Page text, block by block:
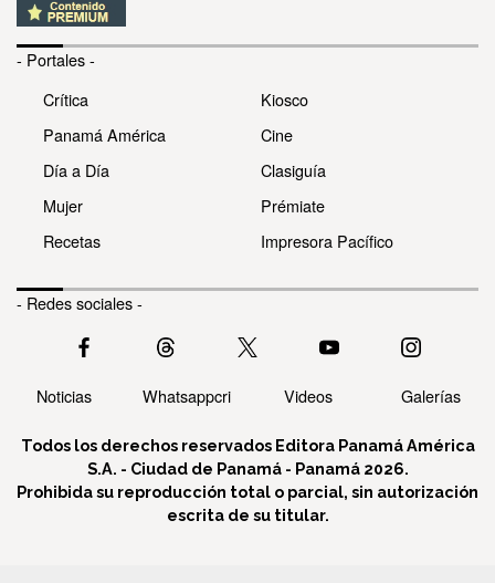
- Portales -
Crítica
Panamá América
Día a Día
Mujer
Recetas
Kiosco
Cine
Clasiguía
Prémiate
Impresora Pacífico
- Redes sociales -
Noticias Whatsappcri Videos Galerías
Todos los derechos reservados Editora Panamá América
S.A. - Ciudad de Panamá - Panamá 2026.
Prohibida su reproducción total o parcial, sin autorización
escrita de su titular.